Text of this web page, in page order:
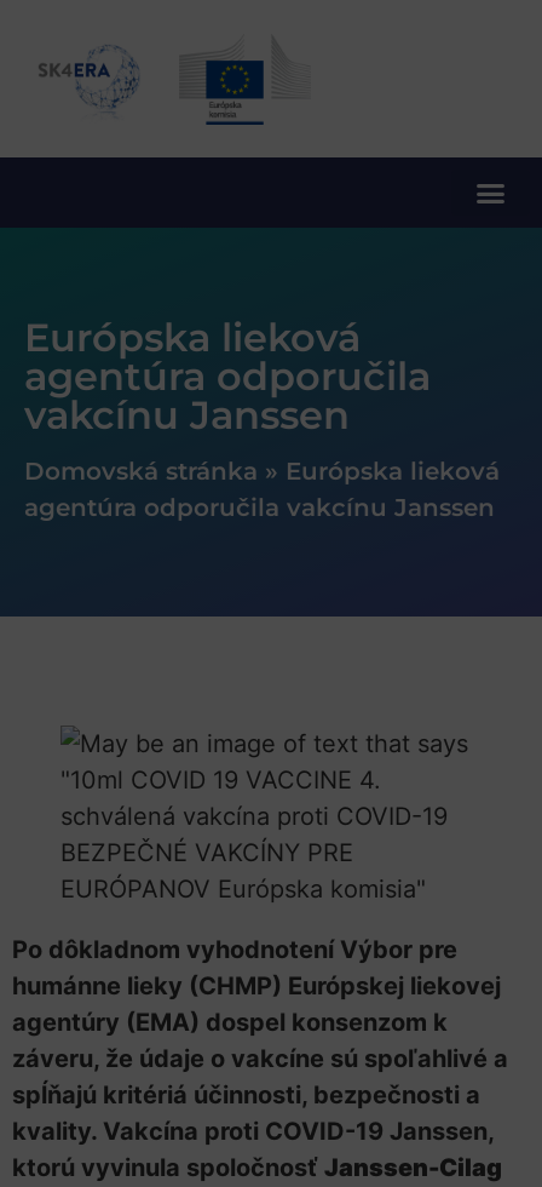
Európska lieková
agentúra odporučila
vakcínu Janssen
Domovská stránka » Európska lieková
agentúra odporučila vakcínu Janssen
Po dôkladnom vyhodnotení Výbor pre
humánne lieky (CHMP) Európskej liekovej
agentúry (EMA) dospel konsenzom k
záveru, že údaje o vakcíne sú spoľahlivé a
spĺňajú kritériá účinnosti, bezpečnosti a
kvality. Vakcína proti COVID-19 Janssen,
ktorú vyvinula spoločnosť Janssen-Cilag